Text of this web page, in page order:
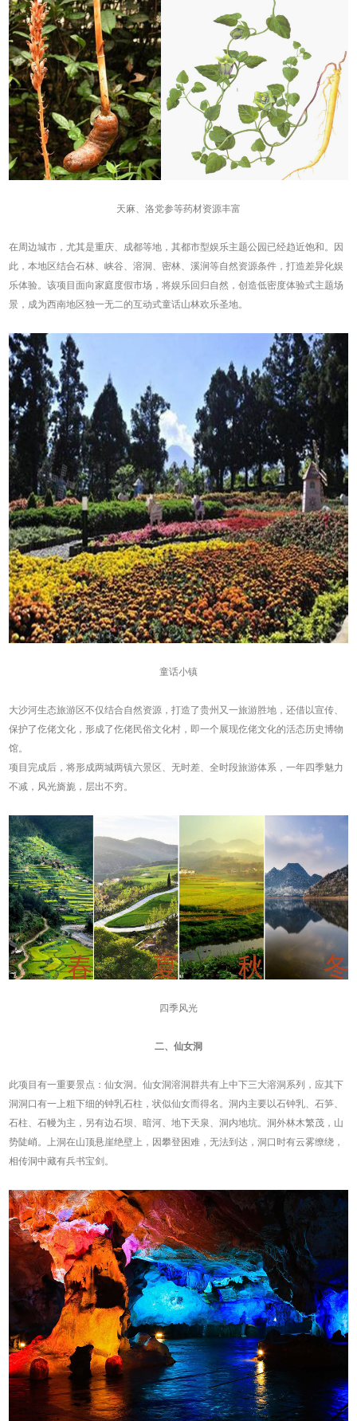
天麻、洛党参等药材资源丰富
在周边城市，尤其是重庆、成都等地，其都市型娱乐主题公园已经趋近饱和。因
此，本地区结合石林、峡谷、溶洞、密林、溪涧等自然资源条件，打造差异化娱
乐体验。该项目面向家庭度假市场，将娱乐回归自然，创造低密度体验式主题场
景，成为西南地区独一无二的互动式童话山林欢乐圣地。
童话小镇
大沙河生态旅游区不仅结合自然资源，打造了贵州又一旅游胜地，还借以宣传、
保护了仡佬文化，形成了仡佬民俗文化村，即一个展现仡佬文化的活态历史博物
馆。
项目完成后，将形成两城两镇六景区、无时差、全时段旅游体系，一年四季魅力
不减，风光旖旎，层出不穷。
四季风光
二、仙女洞
此项目有一重要景点：仙女洞。仙女洞溶洞群共有上中下三大溶洞系列，应其下
洞洞口有一上粗下细的钟乳石柱，状似仙女而得名。洞内主要以石钟乳、石笋、
石柱、石幔为主，另有边石坝、暗河、地下天泉、洞内地坑。洞外林木繁茂，山
势陡峭。上洞在山顶悬崖绝壁上，因攀登困难，无法到达，洞口时有云雾缭绕，
相传洞中藏有兵书宝剑。